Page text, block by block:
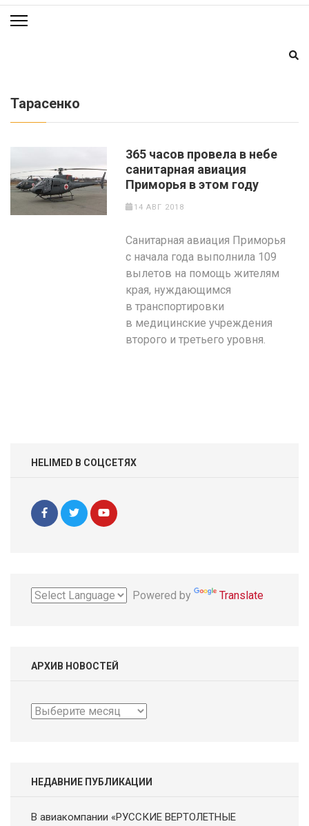
Тарасенко
365 часов провела в небе
санитарная авиация
Приморья в этом году
14 АВГ 2018
Санитарная авиация Приморья
с начала года выполнила 109
вылетов на помощь жителям
края, нуждающимся
в транспортировки
в медицинские учреждения
второго и третьего уровня.
HELIMED В СОЦСЕТЯХ
Powered by Translate
АРХИВ НОВОСТЕЙ
Архив
НЕДАВНИЕ ПУБЛИКАЦИИ
В авиакомпании «РУССКИЕ ВЕРТОЛЕТНЫЕ